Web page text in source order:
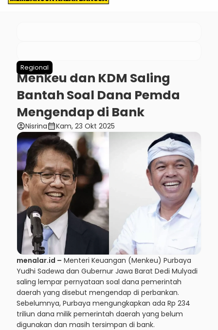
Regional
Menkeu dan KDM Saling
Bantah Soal Dana Pemda
Mengendap di Bank
account_circleNisrinacalendar_monthKam, 23 Okt 2025
menalar.id – Menteri Keuangan (Menkeu) Purbaya
Yudhi Sadewa dan Gubernur Jawa Barat Dedi Mulyadi
saling lempar pernyataan soal dana pemerintah
daerah yang disebut mengendap di perbankan.
Sebelumnya, Purbaya mengungkapkan ada Rp 234
triliun dana milik pemerintah daerah yang belum
digunakan dan masih tersimpan di bank.